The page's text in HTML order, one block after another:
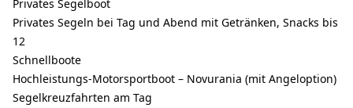
Privates Segelboot
Privates Segeln bei Tag und Abend mit Getränken, Snacks bis
12
Schnellboote
Hochleistungs-Motorsportboot – Novurania (mit Angeloption)
Segelkreuzfahrten am Tag